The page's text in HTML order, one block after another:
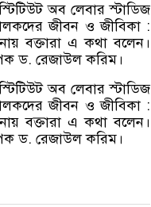
অব লেবার স্টাডিজ
জীবন ও জীবিকা :
বক্তারা এ কথা বলেন।
ড. রেজাউল করিম।
অব লেবার স্টাডিজ
জীবন ও জীবিকা :
বক্তারা এ কথা বলেন।
ড. রেজাউল করিম।